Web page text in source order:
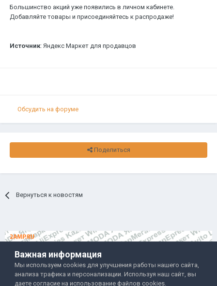
Большинство акций уже появились в личном кабинете.
Добавляйте товары и присоединяйтесь к распродаже!
Источник: Яндекс Маркет для продавцов
Обсудить на форуме
Поделиться
Вернуться к новостям
Правила и условия Политика обработки данных
Важная информация
Мы используем cookies для улучшения работы нашего сайта,
анализа трафика и персонализации. Используя наш сайт, вы
даете согласие на использование файлов cookies.